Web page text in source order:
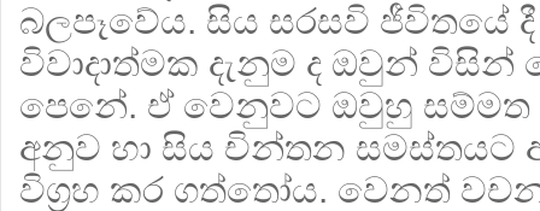
බලපෑවේය. සිය සරසවි ජීවිතයේ දී
විවාදාත්මක දැනුම ද ඔවුන්
පෙනේ. ඒ වෙනුවට ඔවුහු සම්මත
අනුව හා සිය චින්තන සමස්තයට
විග‍්‍රහ කර ගත්තෝය. වෙනත්